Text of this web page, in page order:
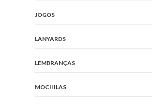
JOGOS
LANYARDS
LEMBRANÇAS
MOCHILAS